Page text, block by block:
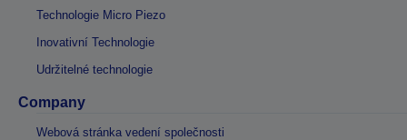
Technologie Micro Piezo
Inovativní Technologie
Udržitelné technologie
Company
Webová stránka vedení společnosti